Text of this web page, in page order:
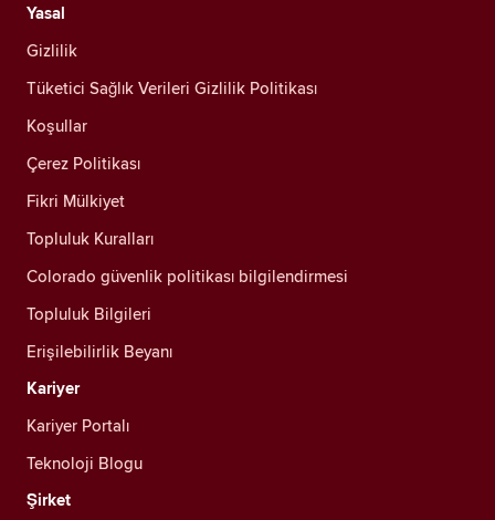
Yasal
Gizlilik
Tüketici Sağlık Verileri Gizlilik Politikası
Koşullar
Çerez Politikası
Fikri Mülkiyet
Topluluk Kuralları
Colorado güvenlik politikası bilgilendirmesi
Topluluk Bilgileri
Erişilebilirlik Beyanı
Kariyer
Kariyer Portalı
Teknoloji Blogu
Şirket